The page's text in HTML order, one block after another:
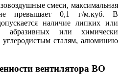
смеси, максимальная
не превышает 0,1 г/м.куб. В
наличие липких или
абразивных или химически
сталям, алюминию
вентилятора ВО